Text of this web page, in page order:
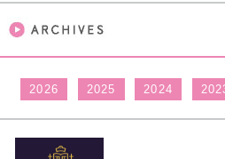
2026 2025 2024